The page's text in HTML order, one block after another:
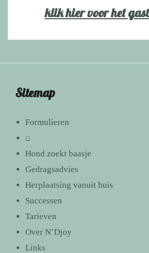
klik hier voor het
Sitemap
Formulieren
⌂
Hond zoekt baasje
Gedragsadvies
Herplaatsing vanuit huis
Successen
Tarieven
Over N’Djoy
Links